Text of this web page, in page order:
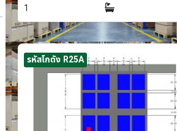
1
รหัสโกดัง R25A